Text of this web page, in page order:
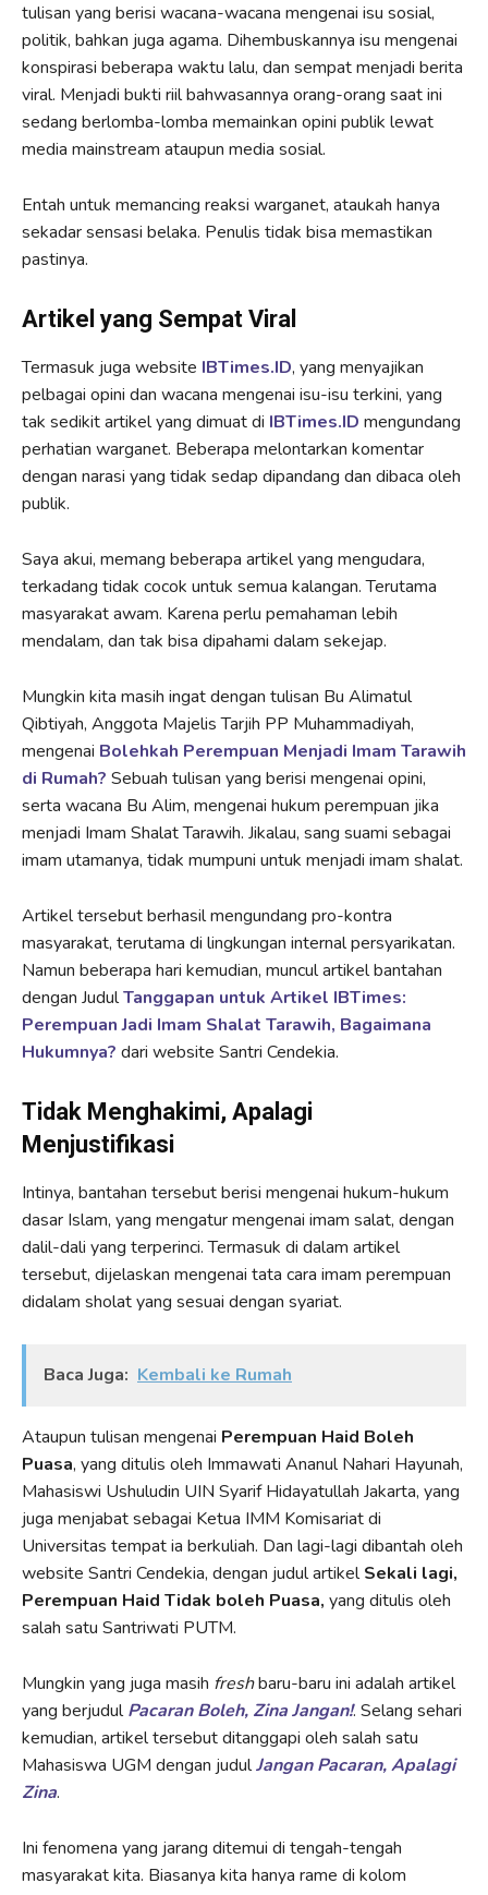
tulisan yang berisi wacana-wacana mengenai isu sosial,
politik, bahkan juga agama. Dihembuskannya isu mengenai
konspirasi beberapa waktu lalu, dan sempat menjadi berita
viral. Menjadi bukti riil bahwasannya orang-orang saat ini
sedang berlomba-lomba memainkan opini publik lewat
media mainstream ataupun media sosial.
Entah untuk memancing reaksi warganet, ataukah hanya
sekadar sensasi belaka. Penulis tidak bisa memastikan
pastinya.
Artikel yang Sempat Viral
Termasuk juga website IBTimes.ID, yang menyajikan
pelbagai opini dan wacana mengenai isu-isu terkini, yang
tak sedikit artikel yang dimuat di IBTimes.ID mengundang
perhatian warganet. Beberapa melontarkan komentar
dengan narasi yang tidak sedap dipandang dan dibaca oleh
publik.
Saya akui, memang beberapa artikel yang mengudara,
terkadang tidak cocok untuk semua kalangan. Terutama
masyarakat awam. Karena perlu pemahaman lebih
mendalam, dan tak bisa dipahami dalam sekejap.
Mungkin kita masih ingat dengan tulisan Bu Alimatul
Qibtiyah, Anggota Majelis Tarjih PP Muhammadiyah,
mengenai Bolehkah Perempuan Menjadi Imam Tarawih
di Rumah? Sebuah tulisan yang berisi mengenai opini,
serta wacana Bu Alim, mengenai hukum perempuan jika
menjadi Imam Shalat Tarawih. Jikalau, sang suami sebagai
imam utamanya, tidak mumpuni untuk menjadi imam shalat.
Artikel tersebut berhasil mengundang pro-kontra
masyarakat, terutama di lingkungan internal persyarikatan.
Namun beberapa hari kemudian, muncul artikel bantahan
dengan JudulTanggapan untuk Artikel IBTimes:
Perempuan Jadi Imam Shalat Tarawih, Bagaimana
Hukumnya? dari website Santri Cendekia.
Tidak Menghakimi, Apalagi
Menjustifikasi
Intinya, bantahan tersebut berisi mengenai hukum-hukum
dasar Islam, yang mengatur mengenai imam salat, dengan
dalil-dali yang terperinci. Termasuk di dalam artikel
tersebut, dijelaskan mengenai tata cara imam perempuan
didalam sholat yang sesuai dengan syariat.
Baca Juga: Kembali ke Rumah
Ataupun tulisan mengenai Perempuan Haid Boleh
Puasa, yang ditulis oleh Immawati Ananul Nahari Hayunah,
Mahasiswi Ushuludin UIN Syarif Hidayatullah Jakarta, yang
juga menjabat sebagai Ketua IMM Komisariat di
Universitas tempat ia berkuliah. Dan lagi-lagi dibantah oleh
website Santri Cendekia, dengan judul artikelSekali lagi,
Perempuan Haid Tidak boleh Puasa, yang ditulis oleh
salah satu Santriwati PUTM.
Mungkin yang juga masih freshbaru-baru ini adalah artikel
yang berjudulPacaran Boleh, Zina Jangan!. Selang sehari
kemudian, artikel tersebut ditanggapi oleh salah satu
Mahasiswa UGM dengan judulJangan Pacaran, Apalagi
Zina.
Ini fenomena yang jarang ditemui di tengah-tengah
masyarakat kita. Biasanya kita hanya rame di kolom